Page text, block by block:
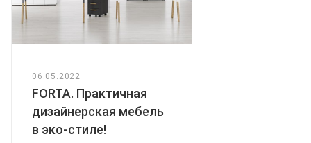
06.05.2022
FORTA. Практичная
дизайнерская мебель
в эко-стиле!